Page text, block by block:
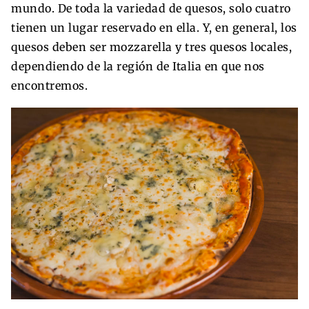
mundo. De toda la variedad de quesos, solo cuatro
tienen un lugar reservado en ella. Y, en general, los
quesos deben ser mozzarella y tres quesos locales,
dependiendo de la región de Italia en que nos
encontremos.